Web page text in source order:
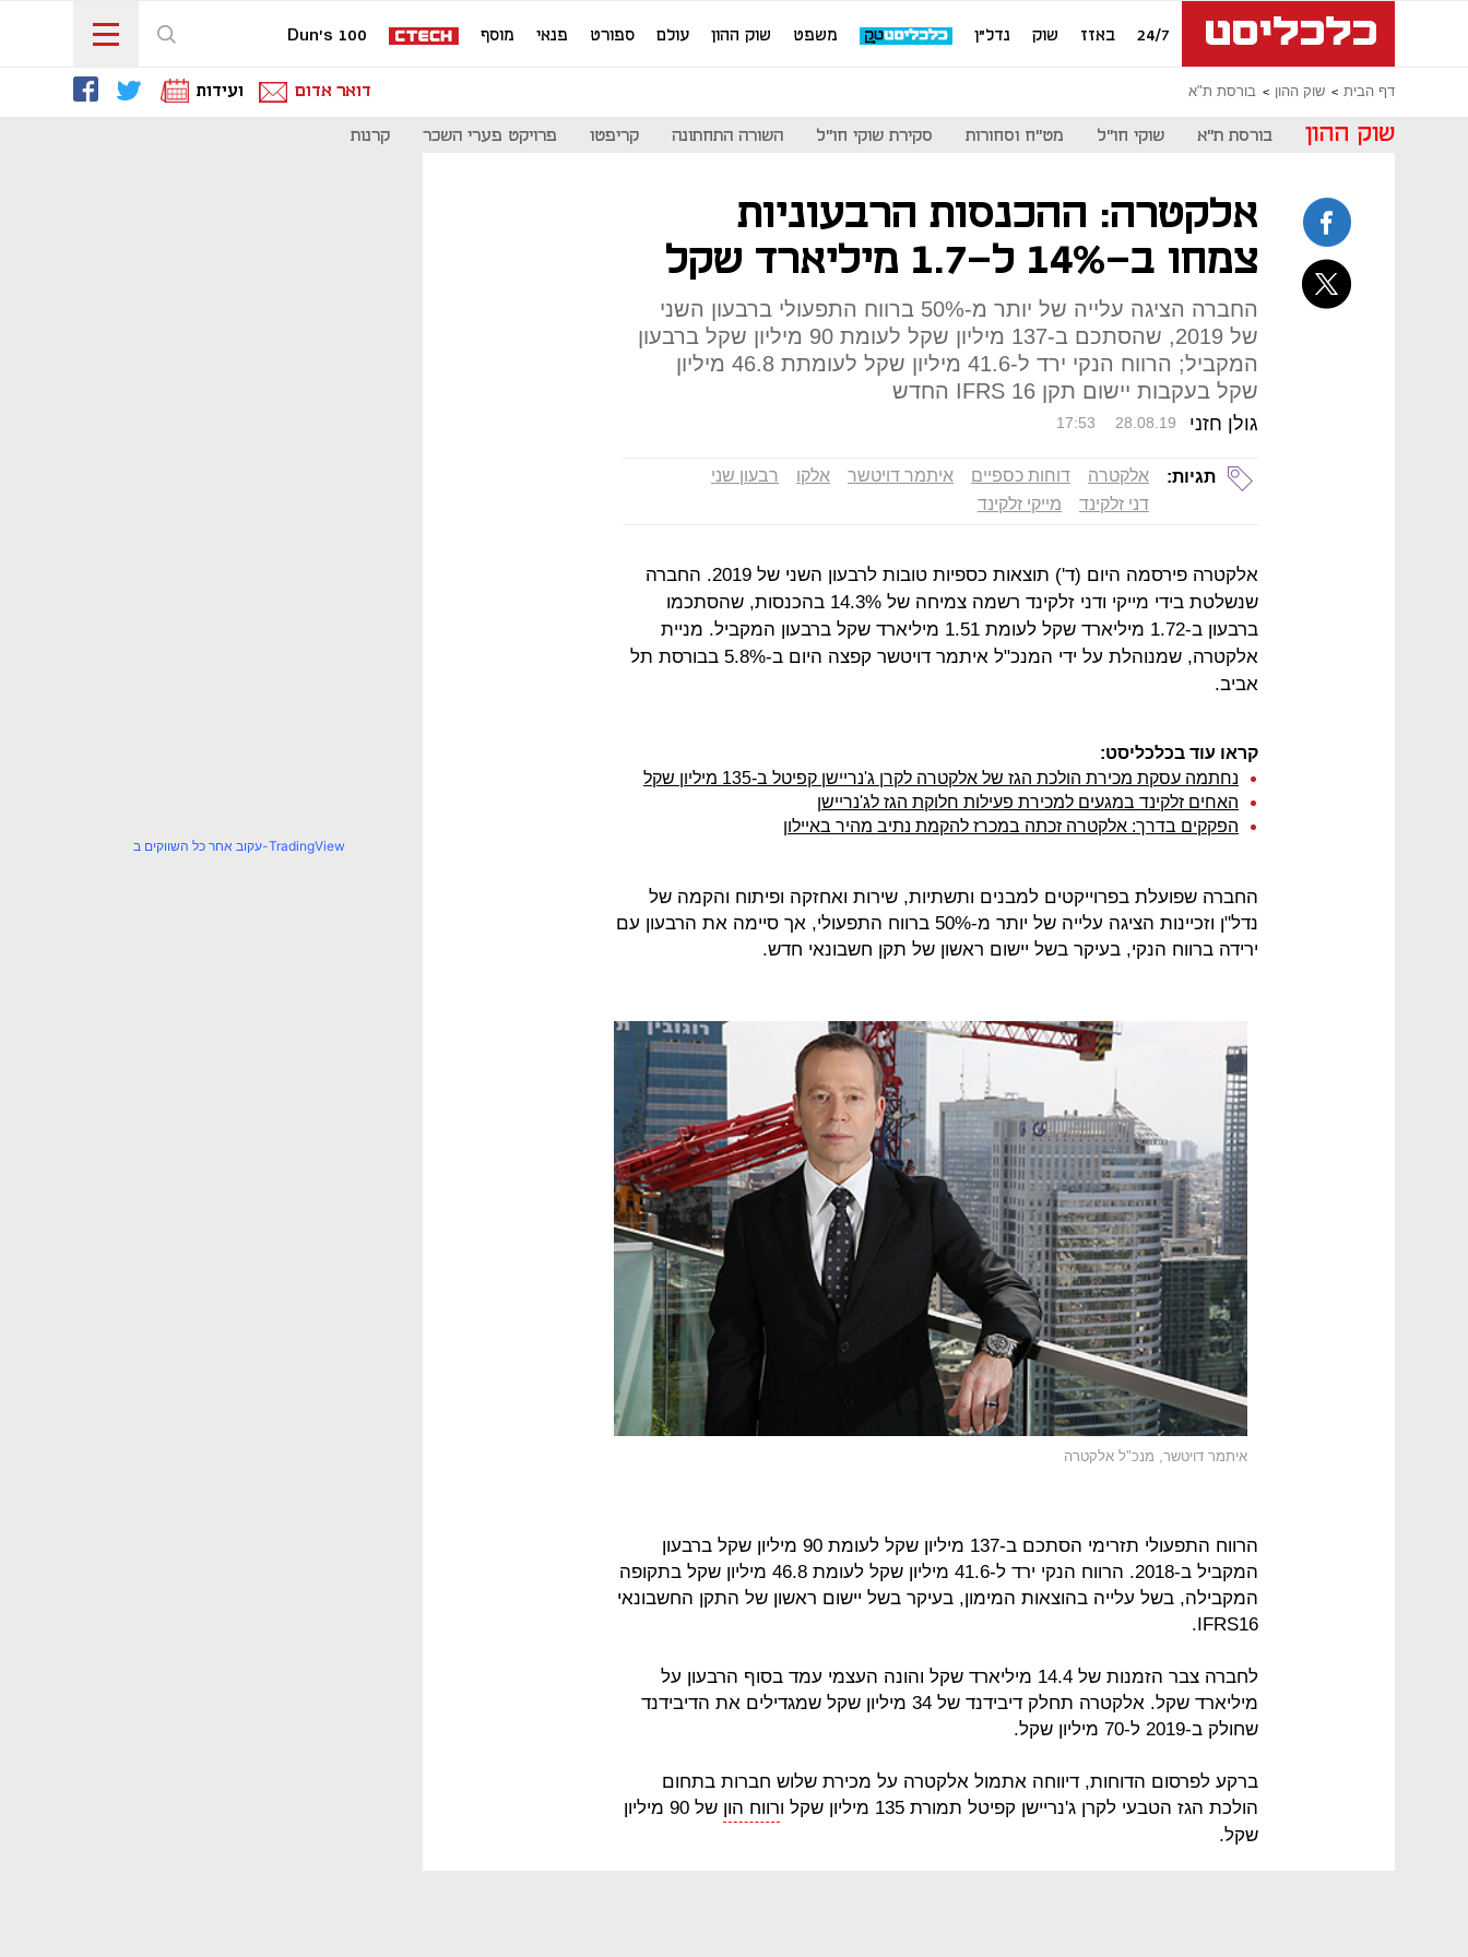
24/7 באזז שוק נדל"ן משפט שוק ההון עולם ספורט פנאי מוסף Dun's 100
דף הבית שוק ההון בורסת ת"א דואר אדום ועידות
שוק ההון בורסת ת"א שוקי חו"ל מט"ח וסחורות סקירת שוקי חו"ל השורה התחתונה קריפטו פרויקט פערי השכר קרנות
אלקטרה: ההכנסות הרבעוניות
צמחו ב-14% ל-1.7 מיליארד שקל
החברה הציגה עלייה של יותר מ-50% ברווח התפעולי ברבעון השני
של 2019, שהסתכם ב-137 מיליון שקל לעומת 90 מיליון שקל ברבעון
המקביל; הרווח הנקי ירד ל-41.6 מיליון שקל לעומתת 46.8 מיליון
שקל בעקבות יישום תקן IFRS 16 החדש
גולן חזני 17:53 28.08.19
תגיות: אלקטרה דוחות כספיים איתמר דויטשר אלקו
רבעון שני
דני זלקינד
מייקי זלקינד
אלקטרה פירסמה היום (ד') תוצאות כספיות טובות לרבעון השני של 2019. החברה
שנשלטת בידי מייקי ודני זלקינד רשמה צמיחה של 14.3% בהכנסות, שהסתכמו
ברבעון ב-1.72 מיליארד שקל לעומת 1.51 מיליארד שקל ברבעון המקביל. מניית
אלקטרה, שמנוהלת על ידי המנכ"ל איתמר דויטשר קפצה היום ב-5.8% בבורסת תל
אביב.
קראו עוד בכלכליסט:
נחתמה עסקת מכירת הולכת הגז של אלקטרה לקרן ג'נריישן קפיטל ב-135 מיליון שקל
האחים זלקינד במגעים למכירת פעילות חלוקת הגז לג'נריישן
הפקקים בדרך: אלקטרה זכתה במכרז להקמת נתיב מהיר באיילון
החברה שפועלת בפרוייקטים למבנים ותשתיות, שירות ואחזקה ופיתוח והקמה של
נדל"ן וזכיינות הציגה עלייה של יותר מ-50% ברווח התפעולי, אך סיימה את הרבעון עם
ירידה ברווח הנקי, בעיקר בשל יישום ראשון של תקן חשבונאי חדש.
איתמר דויטשר, מנכ"ל אלקטרה
הרווח התפעולי תזרימי הסתכם ב-137 מיליון שקל לעומת 90 מיליון שקל ברבעון
המקביל ב-2018. הרווח הנקי ירד ל-41.6 מיליון שקל לעומת 46.8 מיליון שקל בתקופה
המקבילה, בשל עלייה בהוצאות המימון, בעיקר בשל יישום ראשון של התקן החשבונאי
IFRS16.
לחברה צבר הזמנות של 14.4 מיליארד שקל והונה העצמי עמד בסוף הרבעון על
מיליארד שקל. אלקטרה תחלק דיבידנד של 34 מיליון שקל שמגדילים את הדיבידנד
שחולק ב-2019 ל-70 מיליון שקל.
ברקע לפרסום הדוחות, דיווחה אתמול אלקטרה על מכירת שלוש חברות בתחום
הולכת הגז הטבעי לקרן ג'נריישן קפיטל תמורת 135 מיליון שקל ו
רווח הון
של 90 מיליון
שקל.
עקוב אחר כל השווקים ב-TradingView